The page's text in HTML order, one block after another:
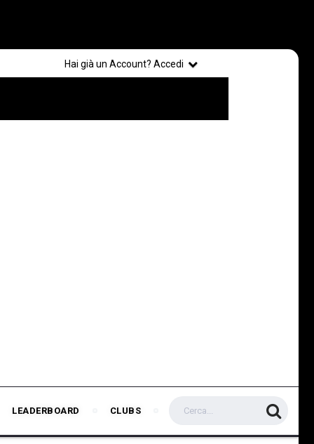
Hai già un Account? Accedi
LEADERBOARD CLUBS